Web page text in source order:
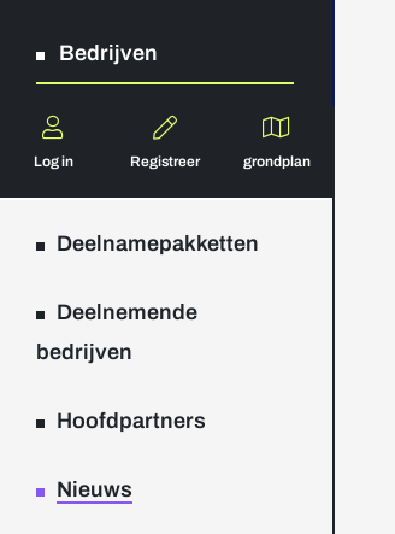
Bedrijven
Log in Registreer grondplan
Deelnamepakketten
Deelnemende
bedrijven
Hoofdpartners
Nieuws